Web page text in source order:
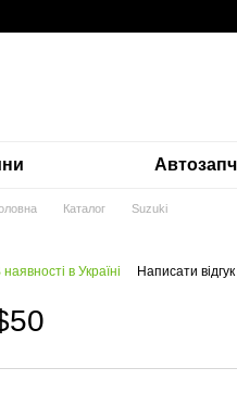
Каталог Suzuki
наявності в Україні Написати відгук